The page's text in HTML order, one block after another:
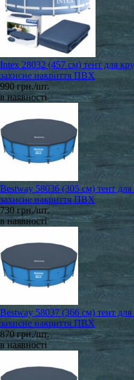
Intex 28032 (457 см) тент для
захисне накриття ПВХ
990 грн./шт.
в наявності
Bestway 58036 (305 см) тент для
захисне накриття ПВХ
730 грн./шт.
в наявності
Bestway 58037 (366 см) тент для
захисне накриття ПВХ
870 грн./шт.
в наявності